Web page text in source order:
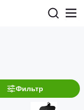
Фильтр